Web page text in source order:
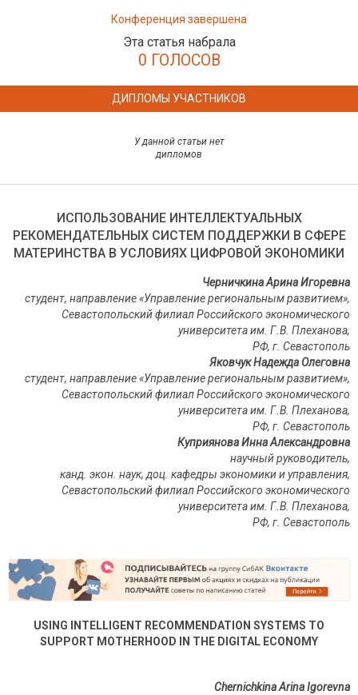
Конференция завершена
Эта статья набрала
0 ГОЛОСОВ
ДИПЛОМЫ УЧАСТНИКОВ
У данной статьи нет
дипломов
ИСПОЛЬЗОВАНИЕ ИНТЕЛЛЕКТУАЛЬНЫХ
РЕКОМЕНДАТЕЛЬНЫХ СИСТЕМ ПОДДЕРЖКИ В СФЕРЕ
МАТЕРИНСТВА В УСЛОВИЯХ ЦИФРОВОЙ ЭКОНОМИКИ
Черничкина Арина Игоревна
студент, направление «Управление региональным развитием»,
Севастопольский филиал Российского экономического
университета им. Г.В. Плеханова,
РФ, г. Севастополь
Яковчук Надежда Олеговна
студент, направление «Управление региональным развитием»,
Севастопольский филиал Российского экономического
университета им. Г.В. Плеханова,
РФ, г. Севастополь
Куприянова Инна Александровна
научный руководитель,
канд. экон. наук, доц. кафедры экономики и управления,
Севастопольский филиал Российского экономического
университета им. Г В Плеханова,
РФ, г Севастополь
USING INTELLIGENT RECOMMENDATION SYSTEMS TO
SUPPORT MOTHERHOOD IN THE DIGITAL ECONOMY
Chernichkina Arina Igorevna